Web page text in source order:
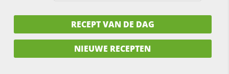
RECEPT VAN DE DAG
NIEUWE RECEPTEN